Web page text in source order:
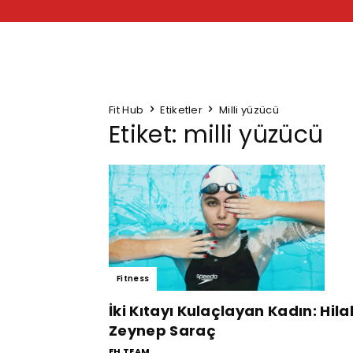
Fit Hub Etiketler Milli yüzücü
Etiket: milli yüzücü
Fitness
İki Kıtayı Kulaçlayan Kadın: Hilal
Zeynep Saraç